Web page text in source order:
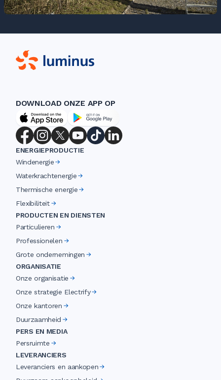
DOWNLOAD ONZE APP OP
ENERGIEPRODUCTIE
Windenergie
Waterkrachtenergie
Thermische energie
Flexibiliteit
PRODUCTEN EN DIENSTEN
Particulieren
Professionelen
Grote ondernemingen
ORGANISATIE
Onze organisatie
Onze strategie Electrify
Onze kantoren
Duurzaamheid
PERS EN MEDIA
Persruimte
LEVERANCIERS
Leveranciers en aankopen